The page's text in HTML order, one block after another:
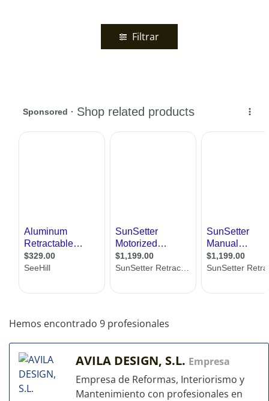
Filtrar
Hemos encontrado 9 profesionales
AVILA DESIGN, S.L. Empresa
Empresa de Reformas, Interiorismo y
Mantenimiento con profesionales en